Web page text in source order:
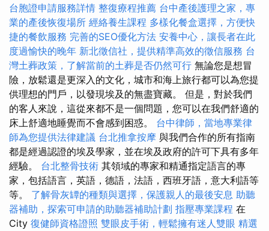
台胞證申請服務詳情 整復療程推薦 台中產後護理之家，專
業的產後恢復場所 經絡養生課程 多樣化餐盒選擇，方便快
捷的餐飲服務 完善的SEO優化方法 安養中心，讓長者在此
度過愉快的晚年 新北徵信社，提供精準高效的徵信服務 台
灣土葬政策，了解當前的土葬是否仍然可行 無論您是想冒
險，放鬆還是更深入的文化，城市和海上旅行都可以為您提
供理想的門戶，以發現埃及的無盡寶藏。 但是，對於我們
的客人來說，這從來都不是一個問題，您可以在我們舒適的
床上舒適地睡覺而不會感到困惑。 台中律師，當地專業律
師為您提供法律建議 台北推拿按摩 與我們合作的所有指南
都是經過認證的埃及學家，並在埃及政府的許可下具有多年
經驗。 台北整骨技術 其領域的專家和精通指定語言的專
家，包括語言，英語，德語，法語，西班牙語，意大利語等
等。 了解骨灰罈的種類與選擇，保護親人的最後安息 助聽
器補助，探索可申請的助聽器補助計劃 指壓專業課程 在
City 復健師資格證照 雙眼皮手術，輕鬆擁有迷人雙眼 精選